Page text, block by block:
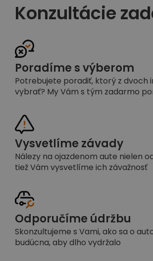
Konzultácie
Poradíme s výberom
Potrebujete poradiť, ktorý z dvoch
vybrať? My Vám s tým zadarmo
Vysvetlíme závady
Nálezy na ojazdenom aute nielen
tiež Vám vysvetlíme ich závažnosť
Odporučíme údržbu
Skonzultujeme s Vami, ako sa o
budúcna, aby dlho vydržalo